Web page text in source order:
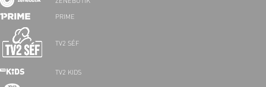
ZENEBUTIK
PRIME
TV2 SÉF
TV2 KIDS